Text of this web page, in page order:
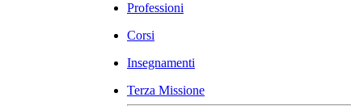
Professioni
Corsi
Insegnamenti
Terza Missione